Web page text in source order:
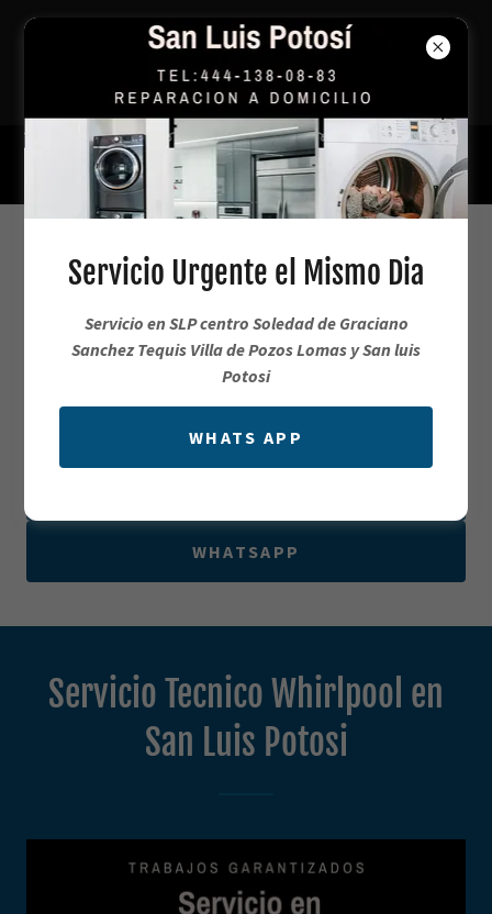
Reparación Urgente de Lavadoras y
Refrigeradores en SLP
444 138 0883
Servicio de Reparación Whirlpool a
Servicio de Mantenimiento Whirlpool en
WHATSAPP
Servicio Tecnico Whirlpool en
San Luis Potosi
Servicio Urgente el Mismo Dia
Servicio en SLP centro Soledad de Graciano
Sanchez Tequis Villa de Pozos Lomas y San luis
Potosi
WHATS APP